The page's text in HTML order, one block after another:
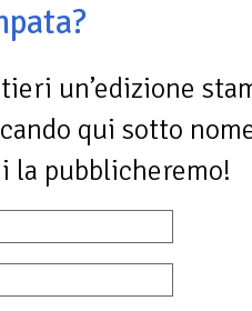
un’edizione
qui sotto
la pubblicheremo!